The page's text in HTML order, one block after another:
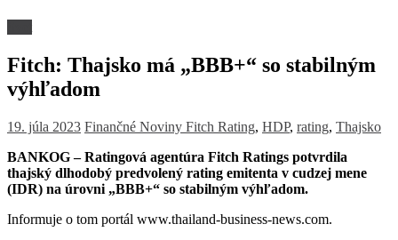
Fitch: Thajsko má „BBB+“ so stabilným
výhľadom
19. júla 2023 Finančné Noviny Fitch Rating, HDP, rating, Thajsko
BANKOG – Ratingová agentúra Fitch Ratings potvrdila
thajský dlhodobý predvolený rating emitenta v cudzej mene
(IDR) na úrovni „BBB+“ so stabilným výhľadom.
Informuje o tom portál www.thailand-business-news.com.